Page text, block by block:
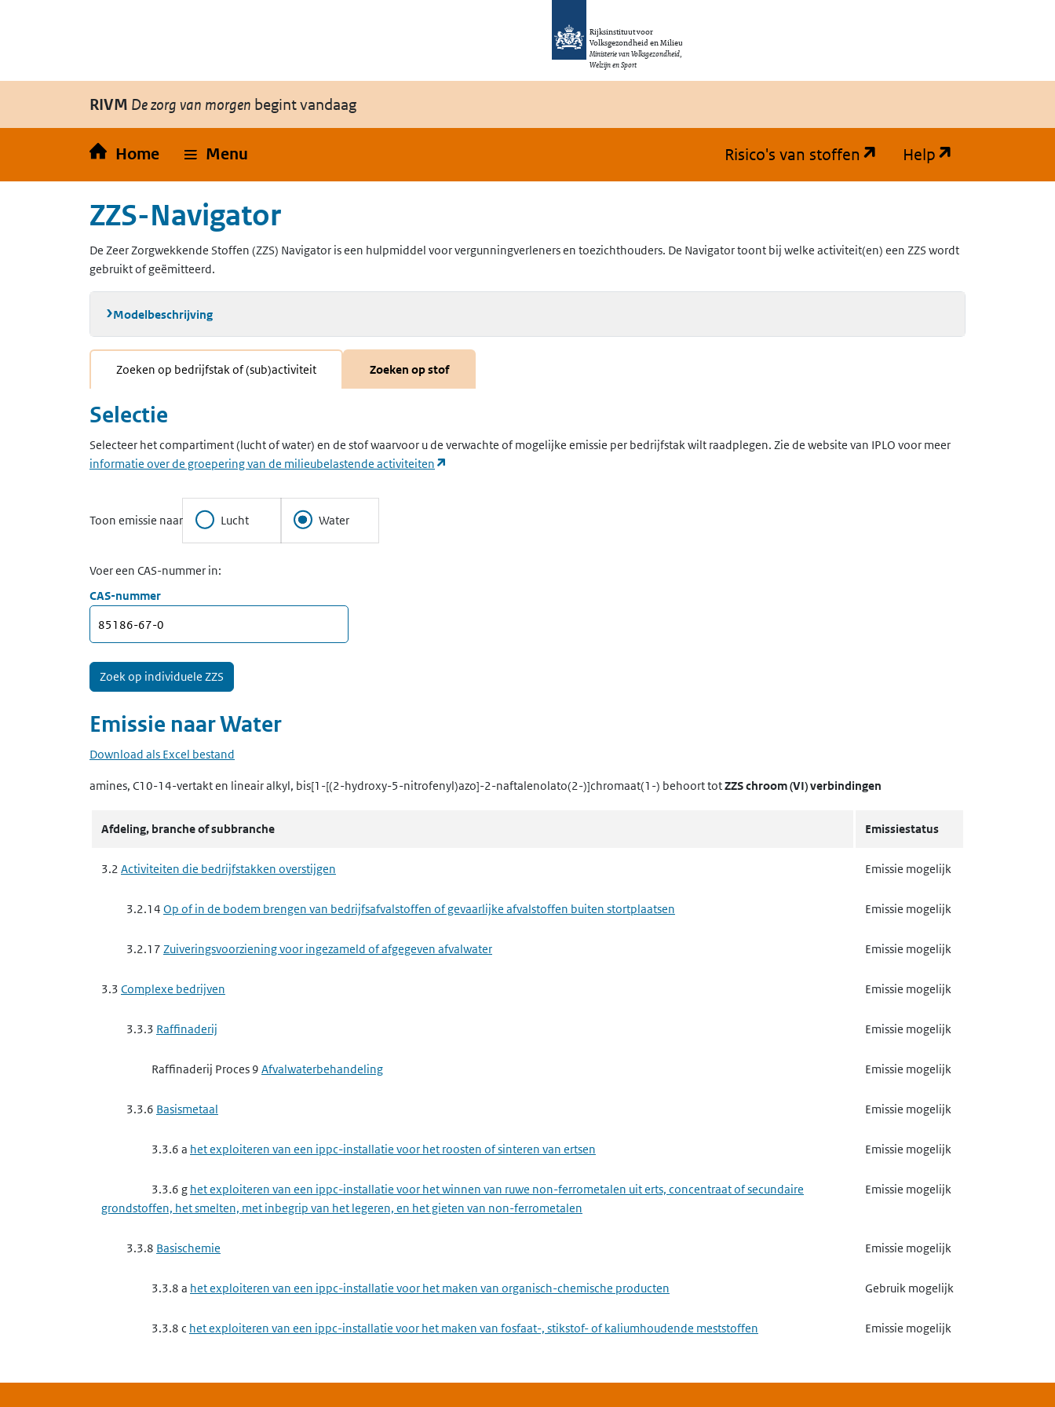
Rijksinstituut voor
Volksgezondheid en Milieu
Ministerie van Volksgezondheid,
Welzijn en Sport
RIVM De zorg van morgen begint vandaag
Home Menu Risico's van stoffen (opent in een nieuw
Help
ZZS-Navigator
De Zeer Zorgwekkende Stoffen (ZZS) Navigator is een hulpmiddel voor vergunningverleners en toezichthouders. De Navigator toont bij welke activiteit(en) een ZZS wordt
gebruikt of geëmitteerd.
Modelbeschrijving
Zoeken op bedrijfstak of (sub)activiteit Zoeken op stof
Selectie
Selecteer het compartiment (lucht of water) en de stof waarvoor u de verwachte of mogelijke emissie per bedrijfstak wilt raadplegen. Zie de website van IPLO voor meer
informatie over de groepering van de milieubelastende activiteiten
Toon emissie naar Lucht Water
Voer een CAS-nummer in:
CAS-nummer
Emissie naarWater
Download als Excel bestand
amines, C10-14-vertakt en lineair alkyl, bis[1-[(2-hydroxy-5-nitrofenyl)azo]-2-naftalenolato(2-)]chromaat(1-) behoort totZZS chroom (VI) verbindingen
Afdeling, branche of subbranche Emissiestatus
3.2 Activiteiten die bedrijfstakken overstijgen Emissie mogelijk
3.2.14 Op of in de bodem brengen van bedrijfsafvalstoffen of gevaarlijke afvalstoffen buiten stortplaatsen Emissie mogelijk
3.2.17 Zuiveringsvoorziening voor ingezameld of afgegeven afvalwater Emissie mogelijk
3.3 Complexe bedrijven Emissie mogelijk
3.3.3 Raffinaderij Emissie mogelijk
Raffinaderij Proces 9 Afvalwaterbehandeling Emissie mogelijk
3.3.6 Basismetaal Emissie mogelijk
3.3.6 a het exploiteren van een ippc-installatie voor het roosten of sinteren van ertsen Emissie mogelijk
3.3.6 g het exploiteren van een ippc-installatie voor het winnen van ruwe non-ferrometalen uit erts, concentraat of secundaire
grondstoffen, het smelten, met inbegrip van het legeren, en het gieten van non-ferrometalen
Emissie mogelijk
3.3.8 Basischemie Emissie mogelijk
3.3.8 a het exploiteren van een ippc-installatie voor het maken van organisch-chemische producten Gebruik mogelijk
3.3.8 c het exploiteren van een ippc-installatie voor het maken van fosfaat-, stikstof- of kaliumhoudende meststoffen Emissie mogelijk